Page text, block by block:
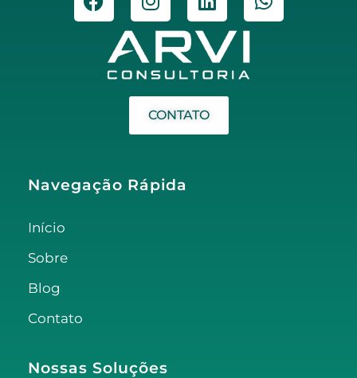
CONTATO
Navegação Rápida
Início
Sobre
Blog
Contato
Nossas Soluções